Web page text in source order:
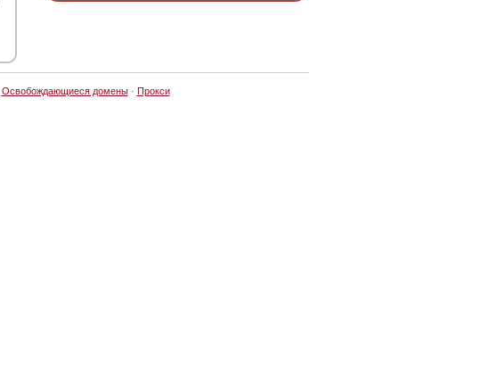
Освобождающиеся домены· Прокси